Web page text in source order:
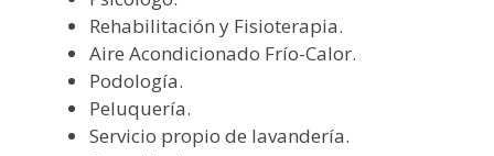
Rehabilitación y Fisioterapia.
Aire Acondicionado Frío-Calor.
Podología.
Peluquería.
Servicio propio de lavandería.